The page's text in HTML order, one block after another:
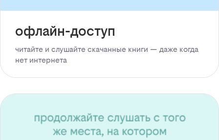
офлайн-доступ
читайте и слушайте скачанные книги — даже когда
нет интернета